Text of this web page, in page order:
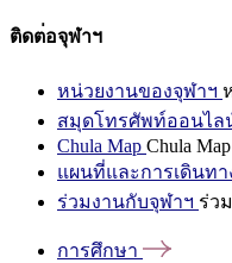
ติดต่อจุฬาฯ
หน่วยงานของจุฬาฯ
สมุดโทรศัพท์ออนไล
Chula Map Chula Map
แผนที่และการเดินทา
ร่วมงานกับจุฬาฯ ร่ว
การศึกษา